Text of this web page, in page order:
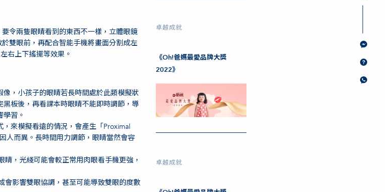
令兩隻眼睛看到的東西不一樣，立體眼鏡
雙眼前，再配合智能手機將畫面分割成左
右上下搖擺等效果。
，小孩子的眼睛若長時間處於此類模擬狀
板後，再看課本時眼睛不能即時調節，導
習。
來模擬看遠的情況，會產生「Proximal
人而異。長時間用力調節，眼睛當然會容
，光綫可能會較正常用肉眼看手機更強，
會影響雙眼協調，甚至可能導致雙眼的度數
卓越成就
《Oh!爸媽最愛品牌大獎
2022》
卓越成就